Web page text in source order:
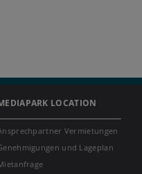
LOCATION
Vermietungen
und Lageplan